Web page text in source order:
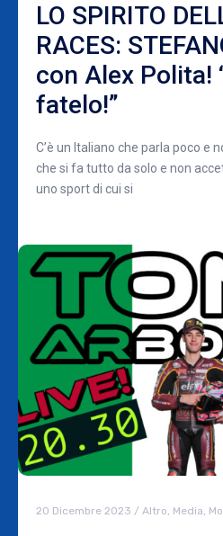
LO SPIRITO
RACES:
con Alex Polita!
fatelo!”
C’è un Italiano che parla poco e
che si fa tutto da solo e non
uno sport di cui si
20 Dicembre 2023 / Altro, Media,